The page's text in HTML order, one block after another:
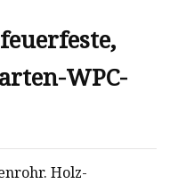
WPC-
Holz-